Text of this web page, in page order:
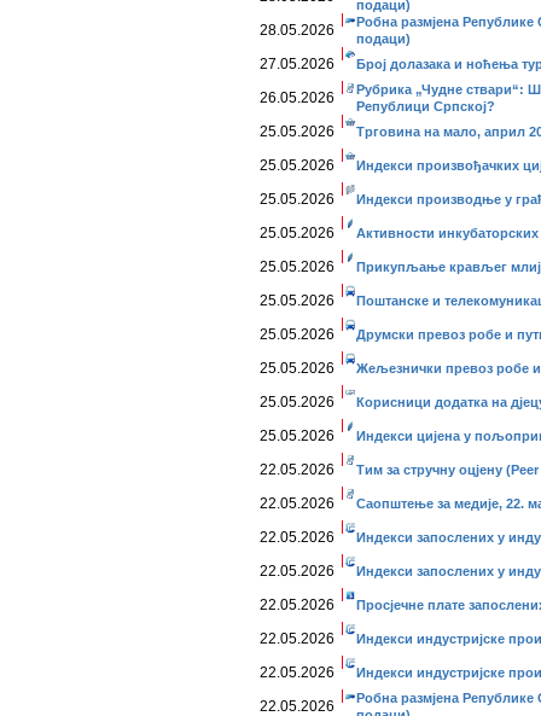
подаци)
28.05.2026
Робна размјена
подаци)
27.05.2026 Број долазака и ноћења
26.05.2026
Рубрика „Чудне ствари“:
Републици Српској?
25.05.2026 Трговина на мало, април
25.05.2026 Индекси произвођачких
25.05.2026 Индекси производње у
25.05.2026 Активности
25.05.2026 Прикупљање крављег
25.05.2026 Поштанске и
25.05.2026 Друмски превоз робе и
25.05.2026 Жељезнички превоз робе и
25.05.2026 Корисници додатка на
25.05.2026 Индекси цијена у
22.05.2026 Тим за стручну оцјену
22.05.2026 Саопштење за медије, 22.
22.05.2026 Индекси запослених у
22.05.2026 Индекси запослених у
22.05.2026 Просјечне плате
22.05.2026 Индекси индустријске
22.05.2026 Индекси индустријске
22.05.2026
Робна размјена